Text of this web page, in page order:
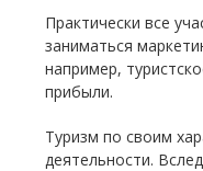
Практически все
заниматься
например,
прибыли.
Туризм по своим
деятельности.